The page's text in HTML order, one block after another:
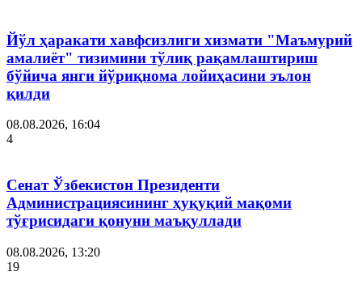
Йўл ҳаракати хавфсизлиги хизмати "Маъмурий
амалиёт" тизимини тўлиқ рақамлаштириш
бўйича янги йўриқнома лойиҳасини эълон
қилди
08.08.2026, 16:04
4
Сенат Ўзбекистон Президенти
Администрациясининг ҳуқуқий мақоми
тўғрисидаги қонунн маъқуллади
08.08.2026, 13:20
19